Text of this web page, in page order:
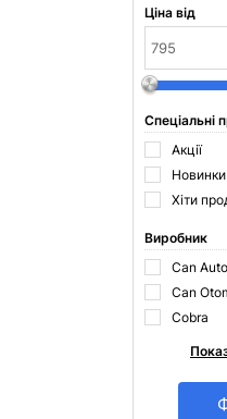
Ціна від
Спеціальні
Акції
Новинки
Хіти
Виробник
Can Auto
Can
Cobra